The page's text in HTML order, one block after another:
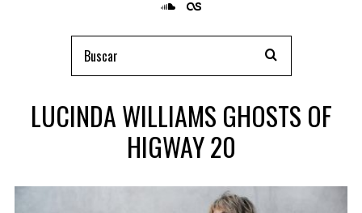
LUCINDA WILLIAMS GHOSTS OF
HIGWAY 20